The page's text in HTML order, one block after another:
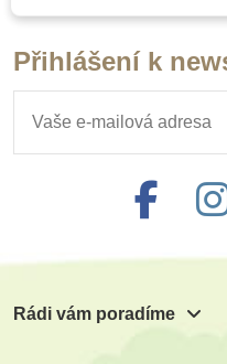
Přihlášení k
Rádi vám poradíme